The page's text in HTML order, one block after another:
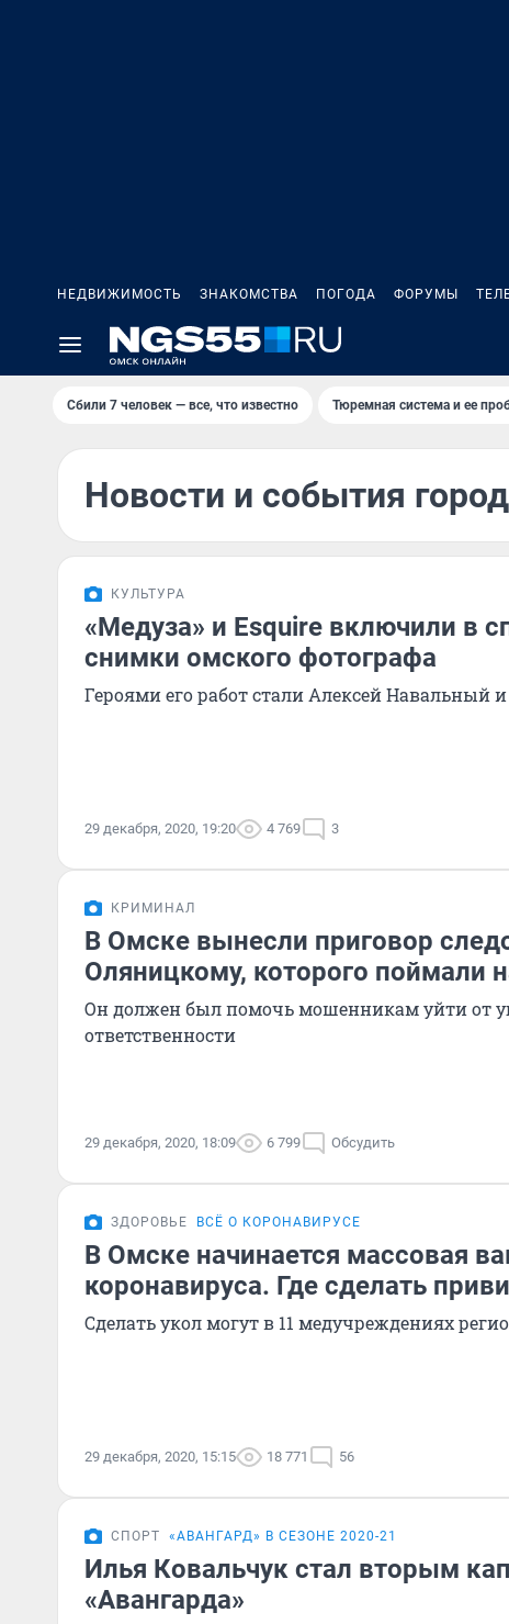
НЕДВИЖИМОСТЬ ЗНАКОМСТВА ПОГОДА ФОРУМЫ
Сбили 7 человек — все, что известно Тюремная система и ее
Новости и события
КУЛЬТУРА
«Медуза» и Esquire включили в
снимки омского фотографа
Героями его работ стали Алексей Навальный
29 декабря, 2020, 19:20 4 769 3
КРИМИНАЛ
В Омске вынесли приговор
Оляницкому, которого поймали
Он должен был помочь мошенникам уйти от
ответственности
29 декабря, 2020, 18:09 6 799 Обсудить
ЗДОРОВЬЕ ВСЁ О КОРОНАВИРУСЕ
В Омске начинается массовая
коронавируса. Где сделать
Сделать укол могут в 11 медучреждениях
29 декабря, 2020, 15:15 18 771 56
СПОРТ «АВАНГАРД» В СЕЗОНЕ 2020-21
Илья Ковальчук стал вторым
«Авангарда»